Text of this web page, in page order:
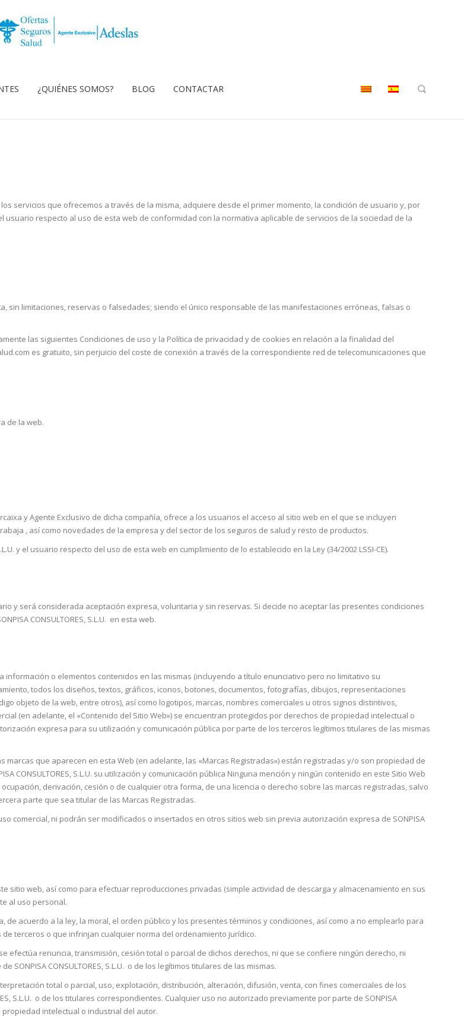
¿QUIÉNES SOMOS? BLOG CONTACTAR
los servicios que ofrecemos a través de la misma, adquiere desde el primer momento, la condición de usuario y, por
usuario respecto al uso de esta web de conformidad con la normativa aplicable de servicios de la sociedad de la
sin limitaciones, reservas o falsedades; siendo el único responsable de las manifestaciones erróneas, falsas o
las siguientes Condiciones de uso y la Política de privacidad y de cookies en relación a la finalidad del
es gratuito, sin perjuicio del coste de conexión a través de la correspondiente red de telecomunicaciones que
de la web.
y Agente Exclusivo de dicha compañía, ofrece a los usuarios el acceso al sitio web en el que se incluyen
, así como novedades de la empresa y del sector de los seguros de salud y resto de productos.
y el usuario respecto del uso de esta web en cumplimiento de lo establecido en la Ley (34/2002 LSSI-CE).
y será considerada aceptación expresa, voluntaria y sin reservas. Si decide no aceptar las presentes condiciones
CONSULTORES, S.L.U. en esta web.
o elementos contenidos en las mismas (incluyendo a título enunciativo pero no limitativo su
todos los diseños, textos, gráficos, iconos, botones, documentos, fotografías, dibujos, representaciones
objeto de la web, entre otros), así como logotipos, marcas, nombres comerciales u otros signos distintivos,
(en adelante, el «Contenido del Sitio Web») se encuentran protegidos por derechos de propiedad intelectual o
expresa para su utilización y comunicación pública por parte de los terceros legítimos titulares de las mismas
marcas que aparecen en esta Web (en adelante, las «Marcas Registradas») están registradas y/o son propiedad de
CONSULTORES, S.L.U. su utilización y comunicación pública Ninguna mención y ningún contenido en este Sitio Web
derivación, cesión o de cualquier otra forma, de una licencia o derecho sobre las marcas registradas, salvo
parte que sea titular de las Marcas Registradas.
comercial, ni podrán ser modificados o insertados en otros sitios web sin previa autorización expresa de SONPISA
sitio web, así como para efectuar reproducciones privadas (simple actividad de descarga y almacenamiento en sus
al uso personal.
acuerdo a la ley, la moral, el orden público y los presentes términos y condiciones, así como a no emplearlo para
terceros o que infrinjan cualquier norma del ordenamiento jurídico.
efectúa renuncia, transmisión, cesión total o parcial de dichos derechos, ni que se confiere ningún derecho, ni
CONSULTORES, S.L.U. o de los legítimos titulares de las mismas.
total o parcial, uso, explotación, distribución, alteración, difusión, venta, con fines comerciales de los
S.L.U. o de los titulares correspondientes. Cualquier uso no autorizado previamente por parte de SONPISA
propiedad intelectual o industrial del autor.